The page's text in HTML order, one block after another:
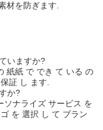
材を防ぎます.
いますか?
紙紙 で でき て いる の
証 し ます.
か?
ソナライズ サービス を
を 選択 し て ブラン